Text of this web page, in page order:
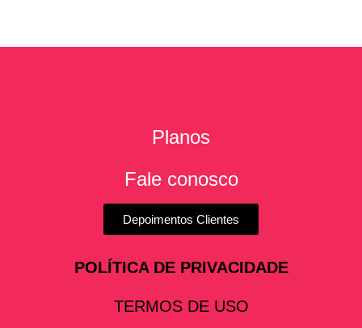
Planos
Fale conosco
Depoimentos Clientes
POLÍTICA DE PRIVACIDADE
TERMOS DE USO